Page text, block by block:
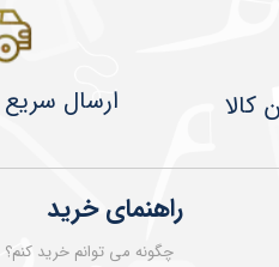
راهنمای خرید
چگونه می توانم خرید کنم؟
​​​​ارسال